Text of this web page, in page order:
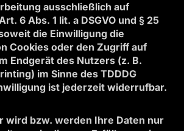
ausschließlich auf
6 Abs. 1 lit. a DSGVO und § 25
die Einwilligung die
Cookies oder den Zugriff auf
Endgerät des Nutzers (z. B.
im Sinne des TDDDG
ist jederzeit widerrufbar.
wird bzw. werden Ihre Daten nur